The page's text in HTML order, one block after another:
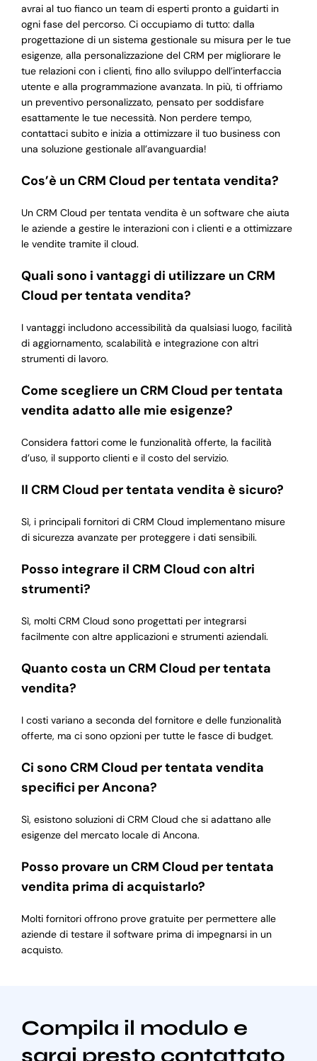
avrai al tuo fianco un team di esperti pronto a guidarti in
ogni fase del percorso. Ci occupiamo di tutto: dalla
progettazione di un sistema gestionale su misura per le tue
esigenze, alla personalizzazione del CRM per migliorare le
tue relazioni con i clienti, fino allo sviluppo dell’interfaccia
utente e alla programmazione avanzata. In più, ti offriamo
un preventivo personalizzato, pensato per soddisfare
esattamente le tue necessità. Non perdere tempo,
contattaci subito e inizia a ottimizzare il tuo business con
una soluzione gestionale all’avanguardia!
Cos’è un CRM Cloud per tentata vendita?
Un CRM Cloud per tentata vendita è un software che aiuta
le aziende a gestire le interazioni con i clienti e a ottimizzare
le vendite tramite il cloud.
Quali sono i vantaggi di utilizzare un CRM
Cloud per tentata vendita?
I vantaggi includono accessibilità da qualsiasi luogo, facilità
di aggiornamento, scalabilità e integrazione con altri
strumenti di lavoro.
Come scegliere un CRM Cloud per tentata
vendita adatto alle mie esigenze?
Considera fattori come le funzionalità offerte, la facilità
d’uso, il supporto clienti e il costo del servizio.
Il CRM Cloud per tentata vendita è sicuro?
Sì, i principali fornitori di CRM Cloud implementano misure
di sicurezza avanzate per proteggere i dati sensibili.
Posso integrare il CRM Cloud con altri
strumenti?
Sì, molti CRM Cloud sono progettati per integrarsi
facilmente con altre applicazioni e strumenti aziendali.
Quanto costa un CRM Cloud per tentata
vendita?
I costi variano a seconda del fornitore e delle funzionalità
offerte, ma ci sono opzioni per tutte le fasce di budget.
Ci sono CRM Cloud per tentata vendita
specifici per Ancona?
Sì, esistono soluzioni di CRM Cloud che si adattano alle
esigenze del mercato locale di Ancona.
Posso provare un CRM Cloud per tentata
vendita prima di acquistarlo?
Molti fornitori offrono prove gratuite per permettere alle
aziende di testare il software prima di impegnarsi in un
acquisto.
Compila il modulo e
sarai presto contattato